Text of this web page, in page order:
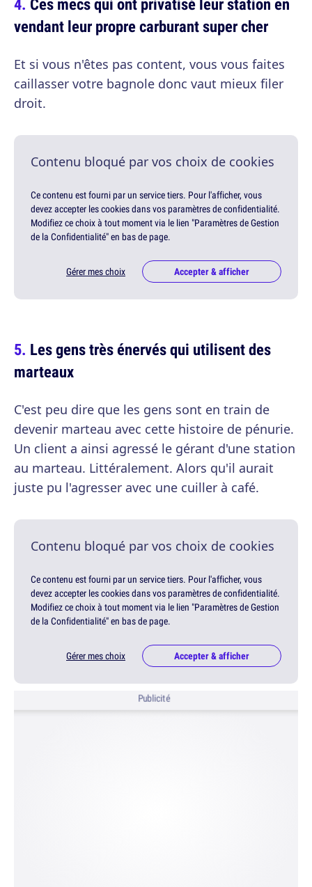
vendant leur propre carburant super cher
Et si vous n'êtes pas content, vous vous faites
caillasser votre bagnole donc vaut mieux filer
droit.
Contenu bloqué par vos choix de cookies
Ce contenu est fourni par un service tiers. Pour l'afficher, vous
devez accepter les cookies dans vos paramètres de confidentialité.
Modifiez ce choix à tout moment via le lien "Paramètres de Gestion
de la Confidentialité" en bas de page.
Gérer mes choix Accepter & afficher
Les gens très énervés qui utilisent des
marteaux
C'est peu dire que les gens sont en train de
devenir marteau avec cette histoire de pénurie.
Un client a ainsi agressé le gérant d'une station
au marteau. Littéralement. Alors qu'il aurait
juste pu l'agresser avec une cuiller à café.
Contenu bloqué par vos choix de cookies
Ce contenu est fourni par un service tiers. Pour l'afficher, vous
devez accepter les cookies dans vos paramètres de confidentialité.
Modifiez ce choix à tout moment via le lien "Paramètres de Gestion
de la Confidentialité" en bas de page.
Gérer mes choix Accepter & afficher
Publicité